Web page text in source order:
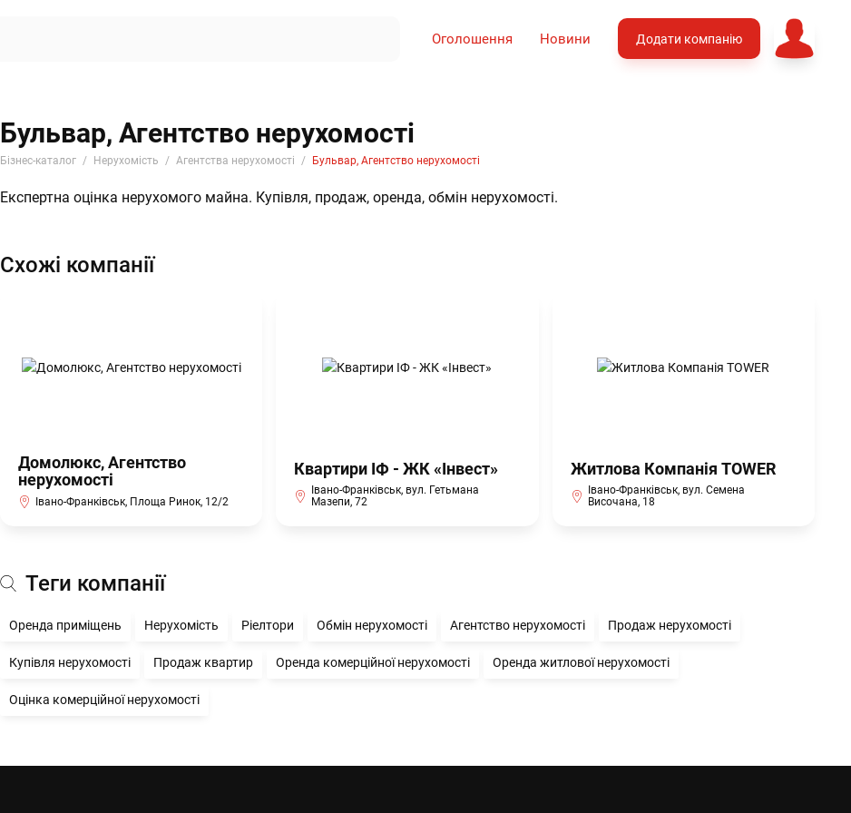
Оголошення Новини Додати компанію
Бульвар, Агентство нерухомості
Бізнес-каталог Нерухомість Агентства нерухомості Бульвар, Агентство нерухомості
Експертна оцінка нерухомого майна. Купівля, продаж, оренда, обмін нерухомості.
Схожі компанії
Домолюкс, Агентство
нерухомості
Івано-Франківськ, Площа Ринок, 12/2
Квартири ІФ - ЖК «Інвест»
Івано-Франківськ, вул. Гетьмана
Мазепи, 72
Житлова Компанія TOWER
Івано-Франківськ, вул. Семена
Височана, 18
Теги компанії
Оренда приміщень Нерухомість Ріелтори Обмін нерухомості Агентство нерухомості Продаж нерухомості
Купівля нерухомості Продаж квартир Оренда комерційної нерухомості Оренда житлової нерухомості
Оцінка комерційної нерухомості